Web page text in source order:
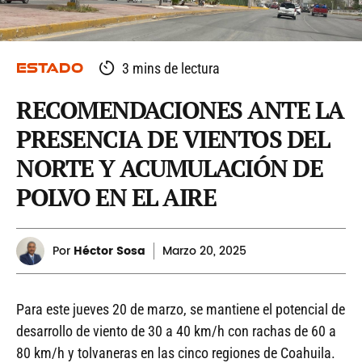
ESTADO 3 mins de lectura
RECOMENDACIONES ANTE LA
PRESENCIA DE VIENTOS DEL
NORTE Y ACUMULACIÓN DE
POLVO EN EL AIRE
Por Héctor Sosa Marzo20, 2025
Para este jueves 20 de marzo, se mantiene el potencial de
desarrollo de viento de 30 a 40 km/h con rachas de 60 a
80 km/h y tolvaneras en las cinco regiones de Coahuila.